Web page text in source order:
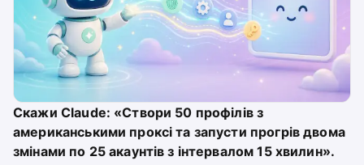
Скажи Claude: «Створи 50 профілів з
американськими проксі та запусти прогрів двома
змінами по 25 акаунтів з інтервалом 15 хвилин».